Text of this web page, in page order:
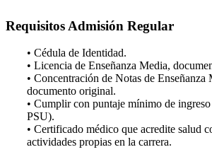
Requisitos Admisión Regular
• Cédula de Identidad.
• Licencia de Enseñanza Media,
• Concentración de Notas de
documento original.
• Cumplir con puntaje mínimo de
PSU).
• Certificado médico que acredite salud
actividades propias en la carrera.